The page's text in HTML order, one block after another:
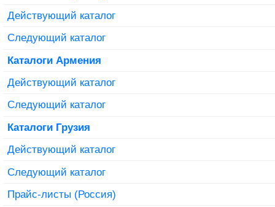
Действующий каталог
Следующий каталог
Каталоги Армения
Действующий каталог
Следующий каталог
Каталоги Грузия
Действующий каталог
Следующий каталог
Прайс-листы (Россия)